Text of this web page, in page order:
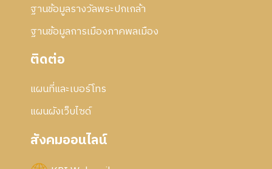
ฐานข้อมูลรางวัลพระปกเกล้า
ฐานข้อมูลการเมืองภาคพลเมือง
ติดต่อ
แผนที่และเบอร์โทร
แผนผังเว็บไซด์
สังคมออนไลน์